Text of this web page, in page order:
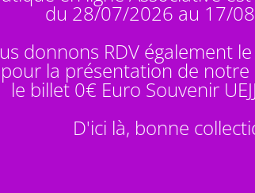
du 28/07/2026 au 17/
donnons RDV également
pour la présentation de notre
le billet 0€ Euro Souvenir
D'ici là, bonne